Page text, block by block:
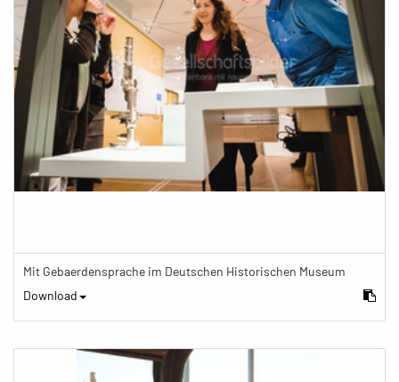
Mit Gebaerdensprache im Deutschen Historischen Museum
Download